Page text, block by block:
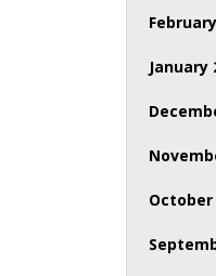
January
October